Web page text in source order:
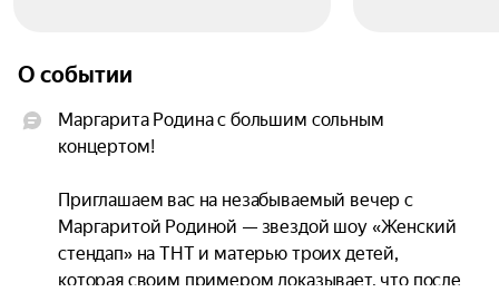
О событии
Маргарита Родина с большим сольным
концертом!
Приглашаем вас на незабываемый вечер с
Маргаритой Родиной — звездой шоу «Женский
стендап» на ТНТ и матерью троих детей,
которая своим примером доказывает, что после